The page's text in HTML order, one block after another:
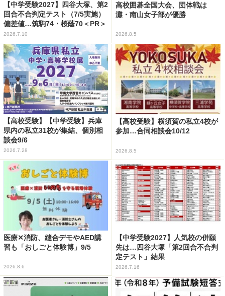
【中学受験2027】四谷大塚、第2
回合不合判定テスト（7/5実施）
偏差値…筑駒74・桜蔭70＜PR＞
2026.7.10
高校囲碁全国大会、団体戦は
灘・南山女子部が優勝
2026.8.5
【高校受験】【中学受験】兵庫
県内の私立31校が集結、個別相
談会9/6
2026.7.28
【高校受験】横須賀の私立4校が
参加…合同相談会10/12
2026.8.5
医療✕消防、縫合デモやAED講
習も「おしごと体験博」9/5
2026.8.6
【中学受験2027】人気校の併願
先は…四谷大塚「第2回合不合判
定テスト」結果
2026.7.16